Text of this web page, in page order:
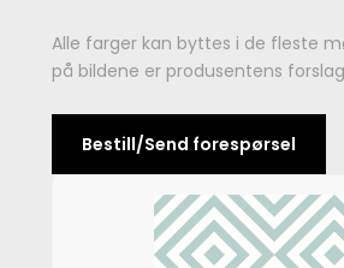
Alle farger kan byttes i de fleste
på bildene er produsentens
Bestill/Send forespørsel